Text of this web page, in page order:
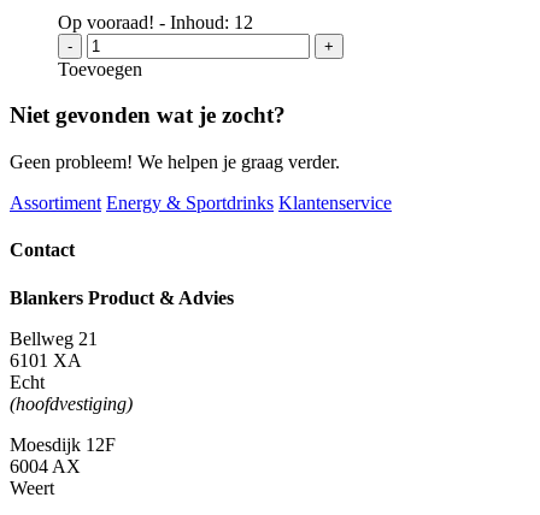
Op vooraad! - Inhoud: 12
-
Powerade
wild
cherry
pet
500
ml
aantal
+
Toevoegen
Niet gevonden wat je zocht?
Geen probleem! We helpen je graag verder.
Assortiment Energy & Sportdrinks Klantenservice
Contact
Blankers Product & Advies
Bellweg 21
6101 XA
Echt
(hoofdvestiging)
Moesdijk 12F
6004 AX
Weert